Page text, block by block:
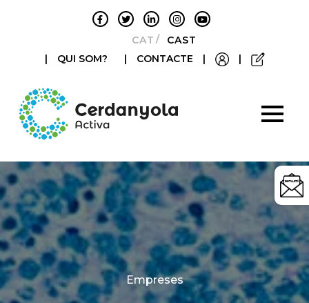
CATALÀCASTELLANO
|
QUI SOM? | CONTACTE | |
Categories
Empreses